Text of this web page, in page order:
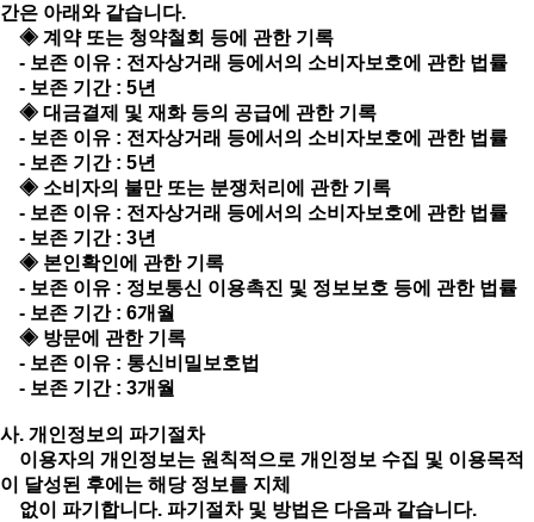
간은 아래와 같습니다.
◈ 계약 또는 청약철회 등에 관한 기록
- 보존 이유 : 전자상거래 등에서의 소비자보호에 관한 법률
- 보존 기간 : 5년
◈ 대금결제 및 재화 등의 공급에 관한 기록
- 보존 이유 : 전자상거래 등에서의 소비자보호에 관한 법률
- 보존 기간 : 5년
◈ 소비자의 불만 또는 분쟁처리에 관한 기록
- 보존 이유 : 전자상거래 등에서의 소비자보호에 관한 법률
- 보존 기간 : 3년
◈ 본인확인에 관한 기록
- 보존 이유 : 정보통신 이용촉진 및 정보보호 등에 관한 법률
- 보존 기간 : 6개월
◈ 방문에 관한 기록
- 보존 이유 : 통신비밀보호법
- 보존 기간 : 3개월
사. 개인정보의 파기절차
이용자의 개인정보는 원칙적으로 개인정보 수집 및 이용목적
이 달성된 후에는 해당 정보를 지체
없이 파기합니다. 파기절차 및 방법은 다음과 같습니다.